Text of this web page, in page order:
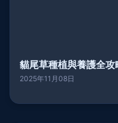
貓尾草種植與養護全
2025年11月08日